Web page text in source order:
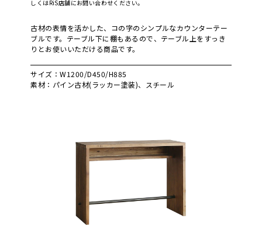
しくはRiS店舗にお問い合わせください。
古材の表情を活かした、コの字のシンプルなカウンターテー
ブルです。テーブル下に棚もあるので、テーブル上をすっき
りとお使いいただける商品です。
サイズ：W1200/D450/H885
素材：パイン古材(ラッカー塗装)、スチール